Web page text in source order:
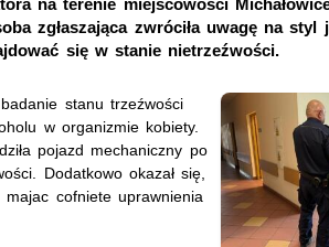
na terenie miejscowości
zgłaszająca zwróciła uwagę na styl
się w stanie nietrzeźwości.
stanu trzeźwości
w organizmie kobiety.
pojazd mechaniczny po
Dodatkowo okazał się,
cofniete uprawnienia